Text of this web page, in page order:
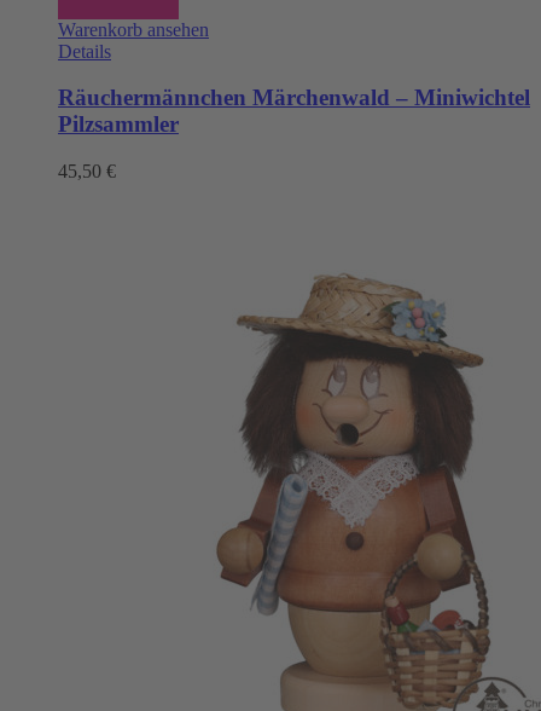
Warenkorb ansehen
Details
Räuchermännchen Märchenwald – Miniwichtel
Pilzsammler
45,50 €